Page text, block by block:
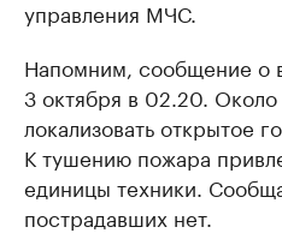
управления МЧС.
Напомним, сообщение о
3 октября в 02.20.
локализовать открытое
К тушению пожара
единицы техники.
пострадавших нет.